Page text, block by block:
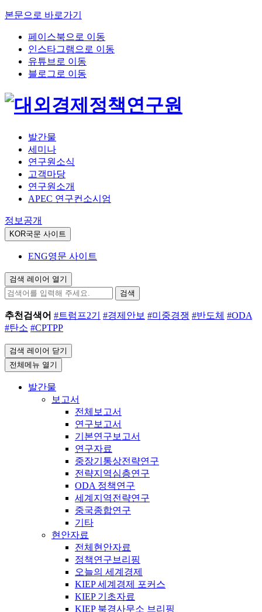
본문으로 바로가기
페이스북으로 이동
인스타그램으로 이동
유튜브로 이동
블로그로 이동
발간물
세미나
연구원소식
고객마당
연구원소개
APEC 연구컨소시엄
정보공개
KOR국문 사이트
ENG영문 사이트
검색 레이어 열기
검색
추천검색어 #트럼프2기 #경제안보 #미중경쟁 #반도체 #ODA
#탄소 #CPTPP
검색 레이어 닫기
전체메뉴 열기
발간물
보고서
전체보고서
연구보고서
기본연구보고서
연구자료
중장기통상전략연구
전략지역심층연구
ODA 정책연구
세계지역전략연구
중국종합연구
기타
현안자료
전체현안자료
정책연구브리핑
오늘의 세계경제
KIEP 세계경제 포커스
KIEP 기초자료
KIEP 북경사무소 브리핑